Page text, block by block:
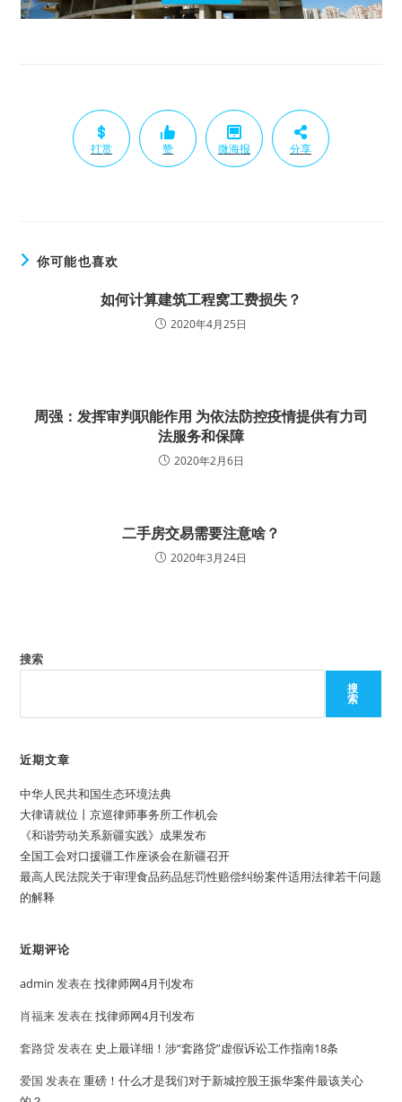
打赏 赞 微海报 分享
你可能也喜欢
如何计算建筑工程窝工费损失？
2020年4月25日
周强：发挥审判职能作用 为依法防控疫情提供有力司
法服务和保障
2020年2月6日
二手房交易需要注意啥？
2020年3月24日
搜索
搜
索
近期文章
中华人民共和国生态环境法典
大律请就位丨京巡律师事务所工作机会
《和谐劳动关系新疆实践》成果发布
全国工会对口援疆工作座谈会在新疆召开
最高人民法院关于审理食品药品惩罚性赔偿纠纷案件适用法律若干问题
的解释
近期评论
admin 发表在找律师网4月刊发布
肖福来发表在找律师网4月刊发布
套路贷发表在 史上最详细！涉“套路贷”虚假诉讼工作指南18条
爱国 发表在重磅！什么才是我们对于新城控股王振华案件最该关心